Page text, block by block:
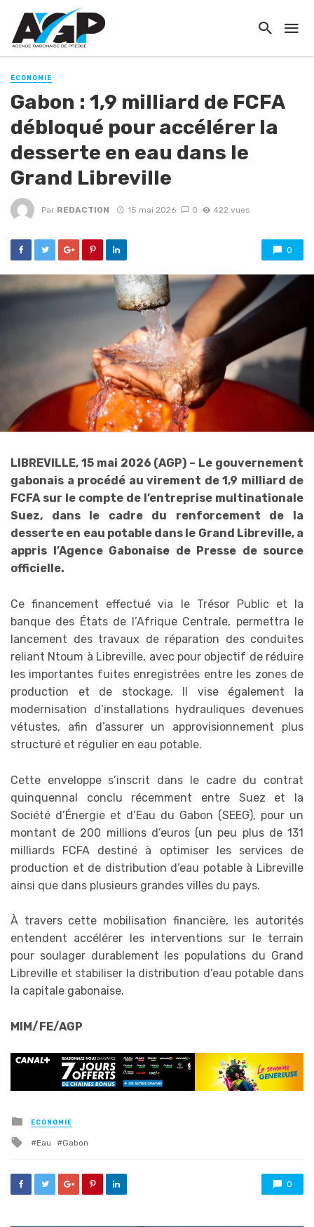
ÉCONOMIE
Gabon : 1,9 milliard de FCFA
débloqué pour accélérer la
desserte en eau dans le
Grand Libreville
Par REDACTION 15 mai 2026 0 422 vues
0
LIBREVILLE, 15 mai 2026 (AGP) – Le gouvernement
gabonais a procédé au virement de 1,9 milliard de
FCFA sur le compte de l’entreprise multinationale
Suez, dans le cadre du renforcement de la
desserte en eau potable dans le Grand Libreville, a
appris l’Agence Gabonaise de Presse de source
officielle.
Ce financement effectué via le Trésor Public et la
banque des États de l’Afrique Centrale, permettra le
lancement des travaux de réparation des conduites
reliant Ntoum à Libreville, avec pour objectif de réduire
les importantes fuites enregistrées entre les zones de
production et de stockage. Il vise également la
modernisation d’installations hydrauliques devenues
vétustes, afin d’assurer un approvisionnement plus
structuré et régulier en eau potable.
Cette enveloppe s’inscrit dans le cadre du contrat
quinquennal conclu récemment entre Suez et la
Société d’Énergie et d’Eau du Gabon (SEEG), pour un
montant de 200 millions d’euros (un peu plus de 131
milliards FCFA destiné à optimiser les services de
production et de distribution d’eau potable à Libreville
ainsi que dans plusieurs grandes villes du pays.
À travers cette mobilisation financière, les autorités
entendent accélérer les interventions sur le terrain
pour soulager durablement les populations du Grand
Libreville et stabiliser la distribution d’eau potable dans
la capitale gabonaise.
MIM/FE/AGP
Posted
in
ÉCONOMIE
Tagged
Eau Gabon
0